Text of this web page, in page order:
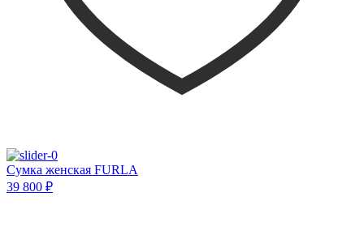
Сумка женская FURLA
39 800 ₽